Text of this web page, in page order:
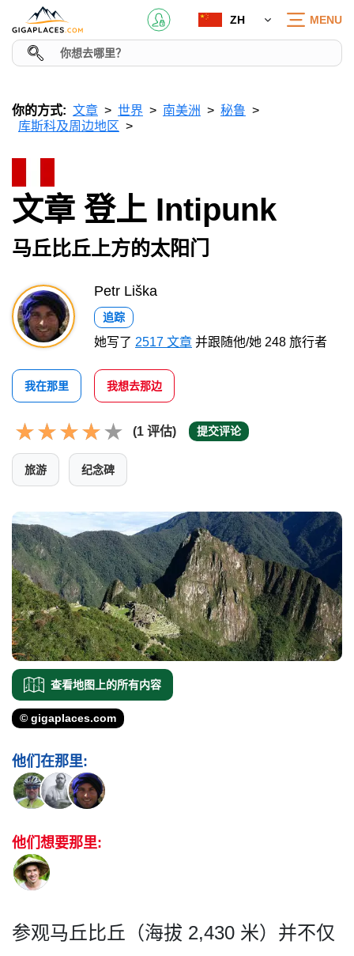
ZH MENU
你的方式: 文章 世界 南美洲
秘鲁
库斯科及周边地区
文章 登上 Intipunk
马丘比丘上方的太阳门
Petr Liška
追踪
她写了 2517 文章 并跟随他/她 248 旅行者
我在那里 我想去那边
(1 评估) 提交评论
旅游 纪念碑
查看地图上的所有内容
© gigaplaces.com
他们在那里:
他们想要那里:
参观马丘比丘（海拔 2,430 米）并不仅